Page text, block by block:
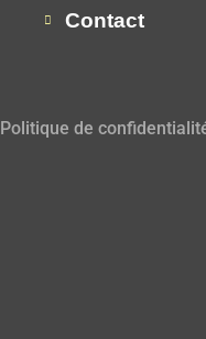
Contact
Politique de